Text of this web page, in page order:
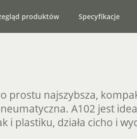
produktów Specyfikacje
prostu najszybsza,
A102 jest
i plastiku, działa cicho i